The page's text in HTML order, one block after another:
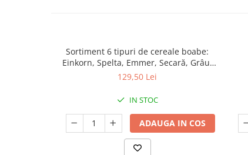
Sortiment 6 tipuri de cereale boabe:
Einkorn, Spelta, Emmer, Secară, Grâu,
arpacaș Spelta | 6 kg
129,50 Lei
IN STOC
ADAUGA IN COS